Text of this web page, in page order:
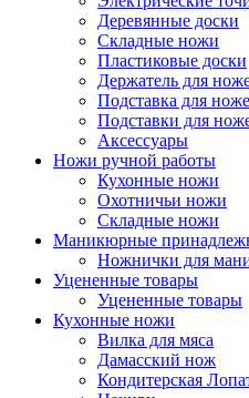
Деревянные доски
Складные ножи
Пластиковые доски
Держатель для
Подставка для
Подставки для
Аксессуары
Ножи ручной работы
Кухонные ножи
Охотничьи ножи
Складные ножи
Маникюрные
Ножнички для
Уцененные товары
Уцененные товары
Кухонные ножи
Вилка для мяса
Дамасский нож
Кондитерская